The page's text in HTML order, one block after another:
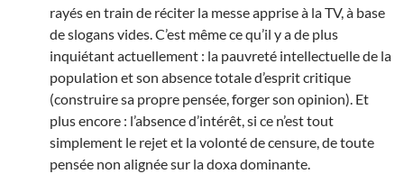
rayés en train de réciter la messe apprise à la TV, à base
de slogans vides. C’est même ce qu’il y a de plus
inquiétant actuellement : la pauvreté intellectuelle de la
population et son absence totale d’esprit critique
(construire sa propre pensée, forger son opinion). Et
plus encore : l’absence d’intérêt, si ce n’est tout
simplement le rejet et la volonté de censure, de toute
pensée non alignée sur la doxa dominante.